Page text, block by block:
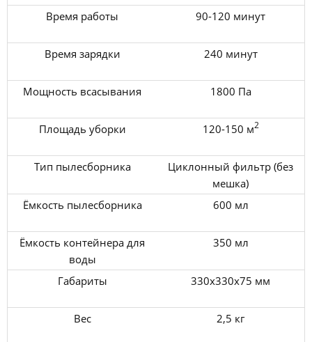
Время работы
90-120 минут
Время зарядки 240 минут
Мощность всасывания 1800 Па
Площадь уборки 120-150 м2
Тип пылесборника
Циклонный фильтр (без
мешка)
Ёмкость пылесборника
600 мл
Ёмкость контейнера для
воды
350 мл
Габариты 330х330х75 мм
Вес 2,5 кг